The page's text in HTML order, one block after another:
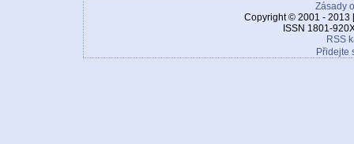
Zásady
Copyright © 2001 - 2013
ISSN 1801-
RSS
Přidejte